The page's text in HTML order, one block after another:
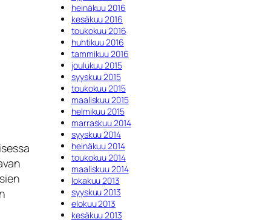
heinäkuu 2016
kesäkuu 2016
toukokuu 2016
huhtikuu 2016
tammikuu 2016
joulukuu 2015
syyskuu 2015
toukokuu 2015
maaliskuu 2015
helmikuu 2015
marraskuu 2014
syyskuu 2014
heinäkuu 2014
toukokuu 2014
maaliskuu 2014
lokakuu 2013
syyskuu 2013
elokuu 2013
kesäkuu 2013